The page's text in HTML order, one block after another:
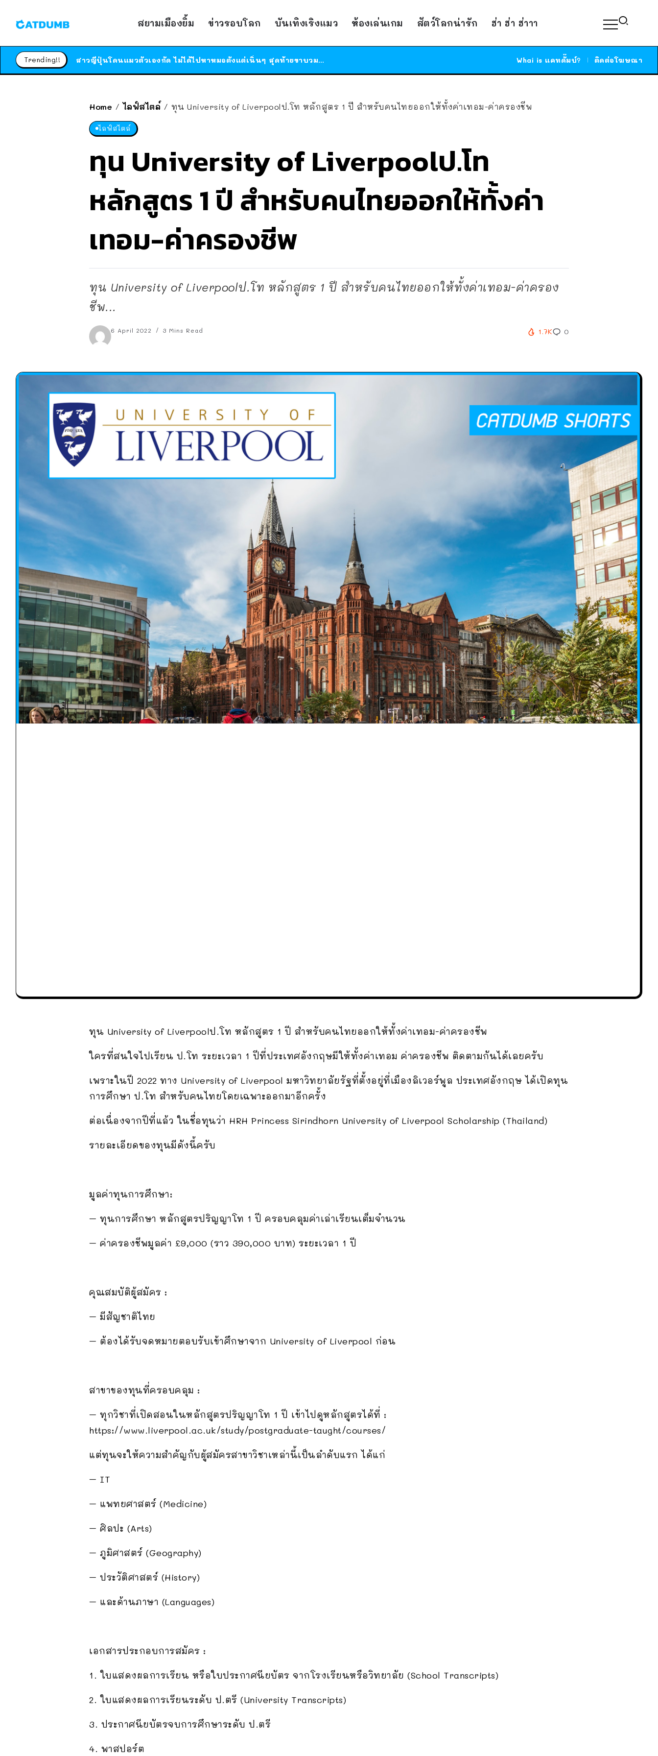
สยามเมืองยิ้ม ข่าวรอบโลก บันเทิงเริงแมว ห้องเล่นเกม สัตว์โลกน่ารัก ฮ่า ฮ่า ฮ่าาา
Trending!!
ร้านอาหารในนิวยอร์กประกาศปิดตัวลง หลังอยู่มานานกว่า 45 ปี ติดป้ายขอบคุณลูกค้าทุกคน แถมสูตรทำไวท์ซอสให้แบบจัดเต็ม
ได้เวลาเด็กหนวดรวมตัว RF Online Next เปิดให้เล่นแล้ว เกม Sci-Fi MMORPG ระดับตำนาน เล่นได้ทั้งมือถือและ PC Whai is แคทดั๊มบ์? ติดต่อโฆษณา
Home / ไลฟ์สไตล์ / ทุน University of Liverpoolป.โท หลักสูตร 1 ปี สำหรับคนไทยออกให้ทั้งค่าเทอม-ค่าครองชีพ
ไลฟ์สไตล์
ทุน University of Liverpoolป.โท
หลักสูตร 1 ปี สำหรับคนไทยออกให้ทั้งค่า
เทอม-ค่าครองชีพ
ทุน University of Liverpoolป.โท หลักสูตร 1 ปี สำหรับคนไทยออกให้ทั้งค่าเทอม-ค่าครอง
ชีพ...
6 April 2022 3 Mins Read 1.7K 0
ทุน University of Liverpoolป.โท หลักสูตร 1 ปี สำหรับคนไทยออกให้ทั้งค่าเทอม-ค่าครองชีพ
ใครที่สนใจไปเรียน ป.โท ระยะเวลา 1 ปีที่ประเทศอังกฤษมีให้ทั้งค่าเทอม ค่าครองชีพ ติดตามกันได้เลยครับ
เพราะในปี 2022 ทาง University of Liverpool มหาวิทยาลัยรัฐที่ตั้งอยู่ที่เมืองลิเวอร์พูล ประเทศอังกฤษ ได้เปิดทุน
การศึกษา ป.โท สำหรับคนไทยโดยเฉพาะออกมาอีกครั้ง
ต่อเนื่องจากปีที่แล้ว ในชื่อทุนว่า HRH Princess Sirindhorn University of Liverpool Scholarship (Thailand)
รายละเอียดของทุนมีดังนี้ครับ
มูลค่าทุนการศึกษา:
– ทุนการศึกษา หลักสูตรปริญญาโท 1 ปี ครอบคลุมค่าเล่าเรียนเต็มจำนวน
– ค่าครองชีพมูลค่า £9,000 (ราว 390,000 บาท) ระยะเวลา 1 ปี
คุณสมบัติผู้สมัคร :
– มีสัญชาติไทย
– ต้องได้รับจดหมายตอบรับเข้าศึกษาจาก University of Liverpool ก่อน
สาขาของทุนที่ครอบคลุม :
– ทุกวิชาที่เปิดสอนในหลักสูตรปริญญาโท 1 ปี เข้าไปดูหลักสูตรได้ที่ :
https://www.liverpool.ac.uk/study/postgraduate-taught/courses/
แต่ทุนจะให้ความสำคัญกับผู้สมัครสาขาวิชาเหล่านี้เป็นลำดับแรก ได้แก่
– IT
– แพทยศาสตร์ (Medicine)
– ศิลปะ (Arts)
– ภูมิศาสตร์ (Geography)
– ประวัติศาสตร์ (History)
– และด้านภาษา (Languages)
เอกสารประกอบการสมัคร :
1. ใบแสดงผลการเรียน หรือใบประกาศนียบัตร จากโรงเรียนหรือวิทยาลัย (School Transcripts)
2. ใบแสดงผลการเรียนระดับ ป.ตรี (University Transcripts)
3. ประกาศนียบัตรจบการศึกษาระดับ ป.ตรี
4. พาสปอร์ต